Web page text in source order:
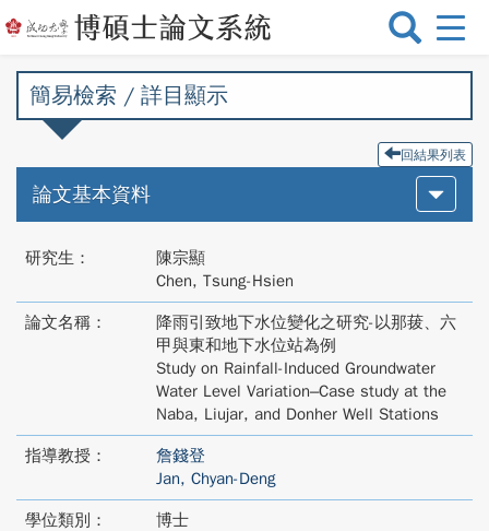
選
切
簡易檢索 / 詳目顯示
回結果列表
論文基本資料
研究生：
陳宗顯
Chen, Tsung-Hsien
論文名稱：
降雨引致地下水位變化之研究-以那菝、六
甲與東和地下水位站為例
Study on Rainfall-Induced Groundwater
Water Level Variation–Case study at the
Naba, Liujar, and Donher Well Stations
指導教授：
詹錢登
Jan, Chyan-Deng
學位類別：
博士